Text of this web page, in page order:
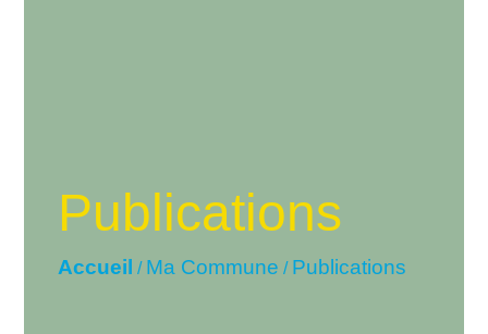
Publications
Accueil / Ma Commune / Publications